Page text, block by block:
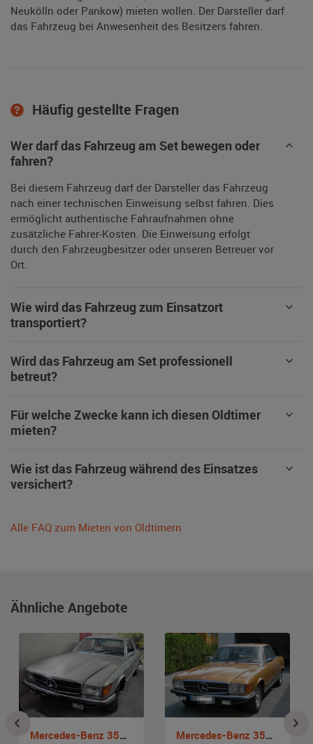
Neukölln oder Pankow) mieten wollen. Der Darsteller darf
das Fahrzeug bei Anwesenheit des Besitzers fahren.
Häufig gestellte Fragen
Wer darf das Fahrzeug am Set bewegen oder
fahren?
Bei diesem Fahrzeug darf der Darsteller das Fahrzeug
nach einer technischen Einweisung selbst fahren. Dies
ermöglicht authentische Fahraufnahmen ohne
zusätzliche Fahrer-Kosten. Die Einweisung erfolgt
durch den Fahrzeugbesitzer oder unseren Betreuer vor
Ort.
Wie wird das Fahrzeug zum Einsatzort
transportiert?
Wird das Fahrzeug am Set professionell
betreut?
Für welche Zwecke kann ich diesen Oldtimer
mieten?
Wie ist das Fahrzeug während des Einsatzes
versichert?
Alle FAQ zum Mieten von Oldtimern
Ähnliche Angebote
Mercedes-Benz 350 SLC C107 Mercedes-Benz 350 SLC C107